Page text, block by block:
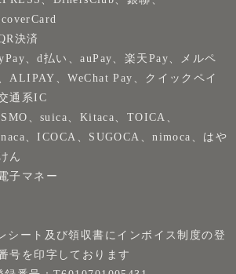
決済
、d払い、auPay、楽天Pay、メルペ
ALIPAY、WeChat Pay、クイックペイ
通系IC
、suica、Kitaca、TOICA、
、ICOCA、SUGOCA、nimoca、はや
ん
子マネー
シート及び領収書にインボイス制度の登
号を印字しております